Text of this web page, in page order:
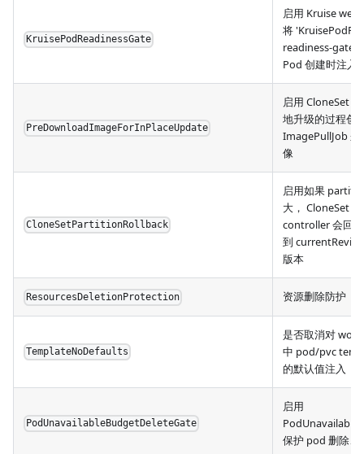
KruisePodReadinessGate
启用 Kruise
将
readiness-gate
Pod 创建时注入
PreDownloadImageForInPlaceUpdate
启用 CloneSet
地升级的过程创
ImagePullJob 来
像
CloneSetPartitionRollback
启用如果
大， CloneSet
controller 会回
到
版本
ResourcesDeletionProtection 资源删除防护
TemplateNoDefaults
是否取消对
中 pod/pvc
的默认值注入
PodUnavailableBudgetDeleteGate
启用
保护 pod 删除、